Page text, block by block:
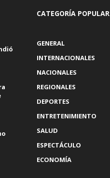
CATEGORÍA POPULAR
GENERAL
INTERNACIONALES
NACIONALES
REGIONALES
DEPORTES
ENTRETENIMIENTO
SALUD
ESPECTÁCULO
ECONOMÍA